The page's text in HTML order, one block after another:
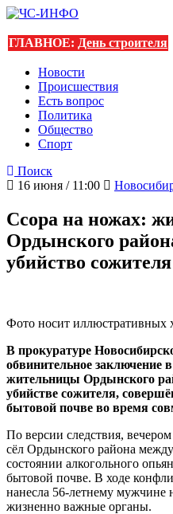
ГЛАВНОЕ: День строителя
Новости
Происшествия
Есть вопрос
Политика
Общество
Спорт
Поиск
16 июня / 11:00
Ссора на ножах:
Ордынского
убийство сожителя
Фото носит иллюстративных
В прокуратуре
обвинительное заключение
жительницы Ордынского
убийстве сожителя,
бытовой почве во время
По версии следствия,
сёл Ордынского района
состоянии алкогольного
бытовой почве. В ходе
нанесла 56-летнему мужчине
жизненно важные органы.